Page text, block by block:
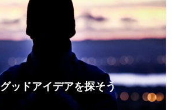
グッドアイデアを探そう